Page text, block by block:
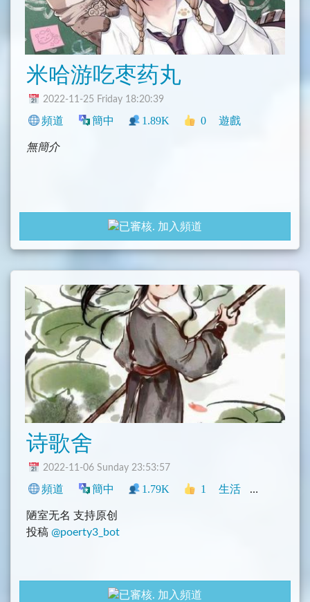
米哈游吃枣药丸
2022-11-25 Friday 18:20:39
頻道 簡中 1.89K 0 遊戲
無簡介
加入頻道
诗歌舍
2022-11-06 Sunday 23:53:57
頻道 簡中 1.79K 1 生活 中文圈
陋室无名 支持原创
投稿 @poerty3_bot
加入頻道